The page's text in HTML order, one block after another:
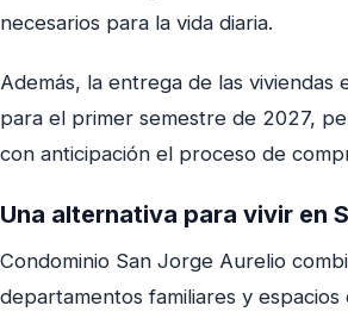
necesarios para la vida diaria.
Además, la entrega de las viviendas
para el primer semestre de 2027,
con anticipación el proceso de
Una alternativa para vivir en
Condominio San Jorge Aurelio
departamentos familiares y espacios